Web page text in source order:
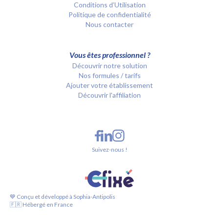
Conditions d’Utilisation
Politique de confidentialité
Nous contacter
Vous êtes professionnel ?
Découvrir notre solution
Nos formules / tarifs
Ajouter votre établissement
Découvrir l'affiliation
💙 Conçu et développé à Sophia-Antipolis
🇫🇷 Hébergé en France
Suivez-nous !